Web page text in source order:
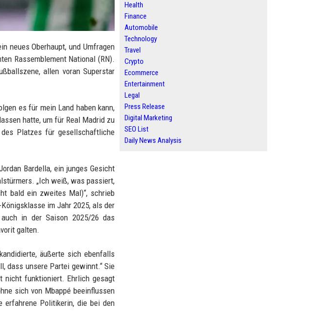
neues Oberhaupt, und Umfragen
Rassemblement National (RN).
allen voran Superstar
es für mein Land haben kann,
hatte, um für Real Madrid zu
Platzes für gesellschaftliche
Bardella, ein junges Gesicht
„Ich weiß, was passiert,
bald ein zweites Mal)“, schrieb
im Jahr 2025, als der
in der Saison 2025/26 das
galten.
äußerte sich ebenfalls
dass unsere Partei gewinnt.“ Sie
nicht funktioniert. Ehrlich gesagt
sich von Mbappé beeinflussen
erfahrene Politikerin, die bei den
Health
Finance
Automobile
Technology
Travel
Crypto
Ecommerce
Entertainment
Legal
Press Release
Digital Marketing
SEO List
Daily News Analysis